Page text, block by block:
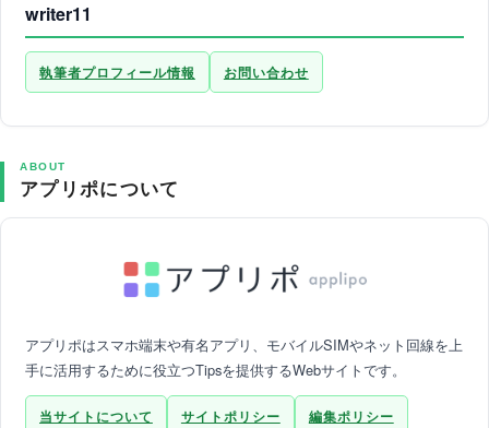
writer11
執筆者プロフィール情報 お問い合わせ
ABOUT
アプリポについて
アプリポはスマホ端末や有名アプリ、モバイルSIMやネット回線を上
手に活用するために役立つTipsを提供するWebサイトです。
当サイトについて サイトポリシー 編集ポリシー